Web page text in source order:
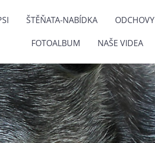
ŠTĚŇATA-NABÍDKA ODCHOVY
FOTOALBUM NAŠE VIDEA